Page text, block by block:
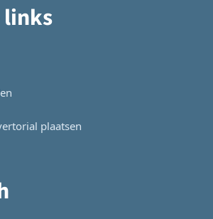
links
plaatsen